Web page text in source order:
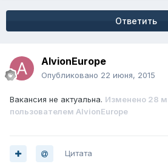
Ответить
AlvionEurope
Опубликовано 22 июня, 2015
Вакансия не актуальна. Изменено 28
пользователем AlvionEurope
Цитата